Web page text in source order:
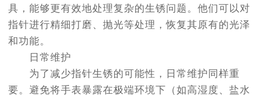
具，能够更有效地处理复杂的生锈问题。他们可以对
指针进行精细打磨、抛光等处理，恢复其原有的光泽
和功能。
日常维护
为了减少指针生锈的可能性，日常维护同样重
要。避免将手表暴露在极端环境下（如高湿度、盐水